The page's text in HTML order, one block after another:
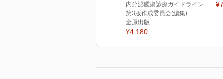
内分泌腫瘍診療ガイドライン
第3版作成委員会(編集)
金原出版
¥4,180